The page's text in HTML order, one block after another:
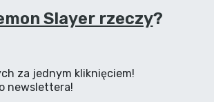
Slayer rzeczy?
za jednym kliknięciem!
newslettera!